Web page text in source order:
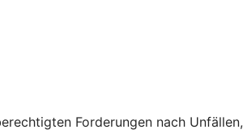
Forderungen nach Unfällen,